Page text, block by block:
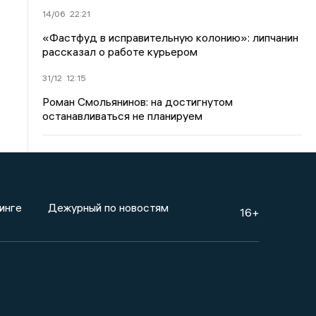
14/06 22:21
«Фастфуд в исправительную колонию»: липчанин
рассказал о работе курьером
31/12 12:15
Роман Смольянинов: на достигнутом
останавливаться не планируем
Дежурный по новостям 16+